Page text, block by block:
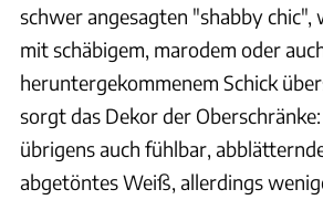
schwer angesagten "shabby chic",
mit schäbigem, marodem oder
heruntergekommenem Schick
sorgt das Dekor der
übrigens auch fühlbar,
abgetöntes Weiß, allerdings